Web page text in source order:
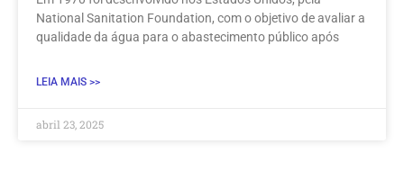
National Sanitation Foundation, com o objetivo de avaliar a
qualidade da água para o abastecimento público após
LEIA MAIS >>
abril 23, 2025